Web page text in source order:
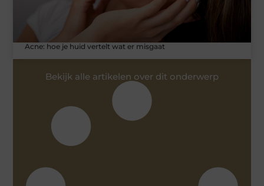
Acne: hoe je huid vertelt wat er misgaat
Bekijk alle artikelen over dit onderwerp